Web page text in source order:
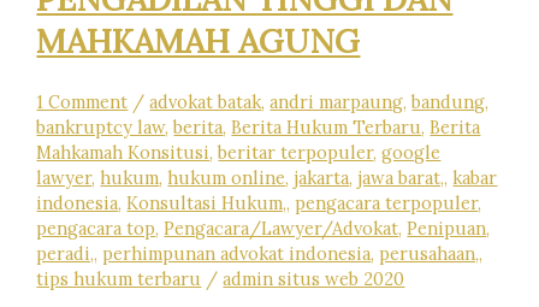
MAHKAMAH AGUNG
1 Comment /advokat batak,andri marpaung,bandung,
bankruptcy law,berita,Berita Hukum Terbaru,Berita
Mahkamah Konsitusi,beritar terpopuler,google
lawyer,hukum,hukum online,jakarta,jawa barat,,kabar
indonesia,Konsultasi Hukum,,pengacara terpopuler,
pengacara top,Pengacara/Lawyer/Advokat,Penipuan,
peradi,,perhimpunan advokat indonesia,perusahaan,,
tips hukum terbaru /admin situs web 2020